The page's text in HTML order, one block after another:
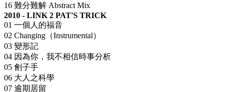
16 難分難解 Abstract Mix
2010 - LINK 2 PAT'S TRICK
01 一個人的福音
02 Changing（Instrumental）
03 變形記
04 因為你，我不相信時事分析
05 劊子手
06 大人之科學
07 逾期居留